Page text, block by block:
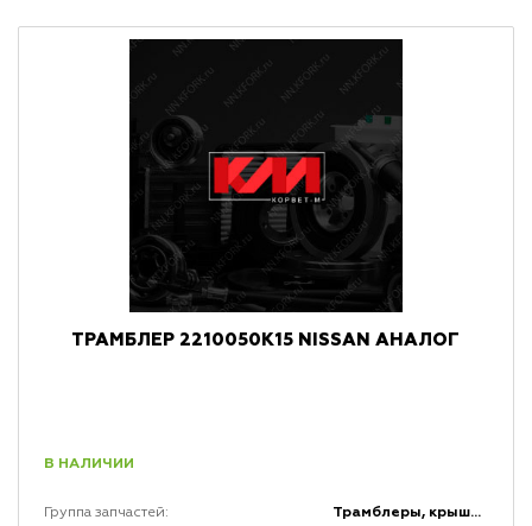
ТРАМБЛЕР 2210050K15 NISSAN АНАЛОГ
В НАЛИЧИИ
Группа запчастей: Трамблеры, крышки трамблеров, бегунки и катушки зажигания